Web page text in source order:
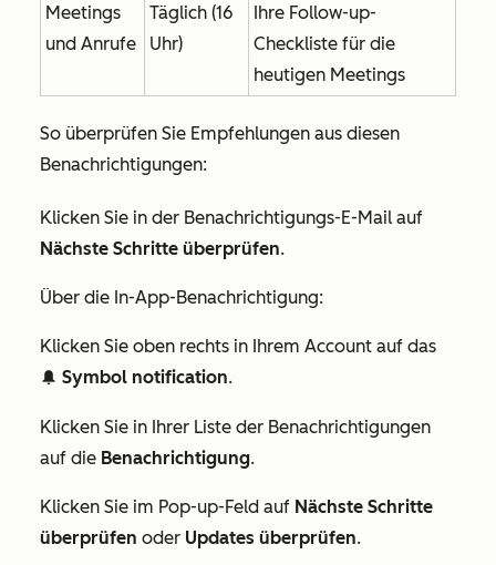
Meetings
und Anrufe
Täglich (16
Uhr)
Ihre Follow-up-
Checkliste für die
heutigen Meetings
So überprüfen Sie Empfehlungen aus diesen
Benachrichtigungen:
Klicken Sie in der Benachrichtigungs-E-Mail auf
Nächste Schritte überprüfen.
Über die In-App-Benachrichtigung:
Klicken Sie oben rechts in Ihrem Account auf das
notification Symbol notification.
Klicken Sie in Ihrer Liste der Benachrichtigungen
auf die Benachrichtigung.
Klicken Sie im Pop-up-Feld auf Nächste Schritte
überprüfen oder Updates überprüfen.